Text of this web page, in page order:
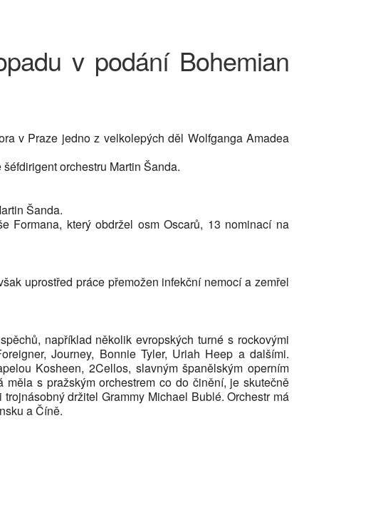
v podání Bohemian
v Praze jedno z velkolepých děl Wolfganga Amadea
orchestru Martin Šanda.
Šanda.
Formana, který obdržel osm Oscarů, 13 nominací na
uprostřed práce přemožen infekční nemocí a zemřel
například několik evropských turné s rockovými
Journey, Bonnie Tyler, Uriah Heep a dalšími.
Kosheen, 2Cellos, slavným španělským operním
s pražským orchestrem co do činění, je skutečně
držitel Grammy Michael Bublé. Orchestr má
a Číně.